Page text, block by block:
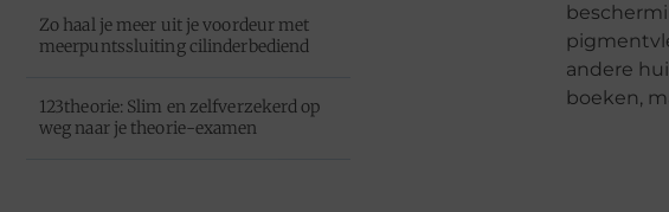
Zo haal je meer uit je voordeur met
meerpuntssluiting cilinderbediend
123theorie: Slim en zelfverzekerd op
weg naar je theorie-examen
andere
boeken,